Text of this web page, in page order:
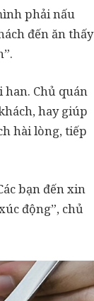
phải nấu
đến ăn thấy
Chủ quán
hay giúp
hài lòng, tiếp
bạn đến xin
động”, chủ